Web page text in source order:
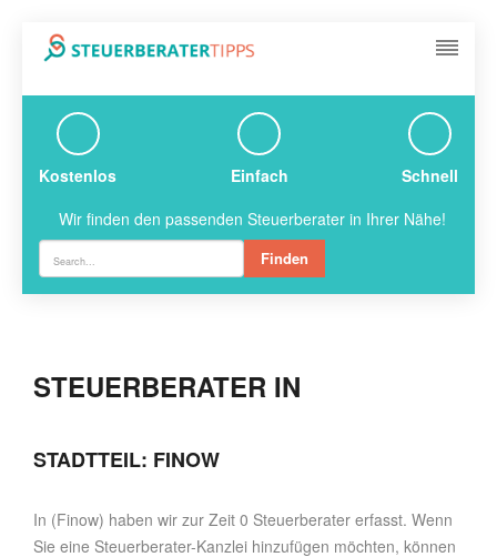
Kostenlos Einfach
Schnell
Wir finden den passenden Steuerberater in Ihrer Nähe!
Finden
STEUERBERATER IN
STADTTEIL: FINOW
In (Finow) haben wir zur Zeit 0 Steuerberater erfasst. Wenn
Sie eine Steuerberater-Kanzlei hinzufügen möchten, können